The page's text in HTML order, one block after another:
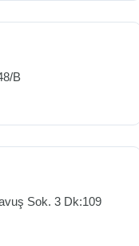
B
Sok. 3 Dk:109